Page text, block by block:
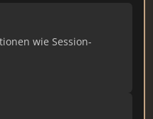
wie Session-